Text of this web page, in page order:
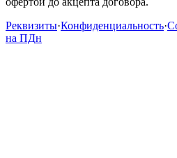
Реквизиты·Конфиденциальность·
на ПДн